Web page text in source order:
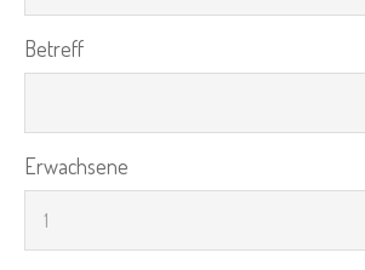
Betreff
Erwachsene